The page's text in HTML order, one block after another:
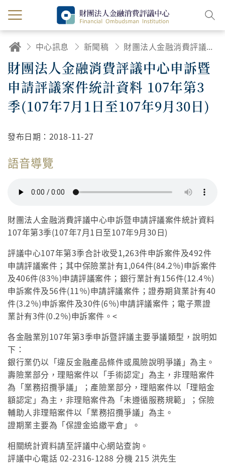
中心訊息 新聞稿 財團法人金融消費評議中心申訴暨申請評議案件統計資料 107年第3季(107年7月1日至107年9月30日)
財團法人金融消費評議中心申訴暨
申請評議案件統計資料 107年第3
季(107年7月1日至107年9月30日)
發布日期： 2018-11-27
語音導覽
財團法人金融消費評議中心申訴暨申請評議案件統計資料
107年第3季(107年7月1日至107年9月30日)
評議中心107年第3季合計收受1,263件申訴案件及492件
申請評議案件；其中保險業計有1,064件(84.2％)申訴案件
及406件(83％)申請評議案件；銀行業計有156件(12.4％)
申訴案件及56件(11％)申請評議案件；證券期貨業計有40
件(3.2％)申訴案件及30件(6％)申請評議案件；電子票證
業計有3件(0.2％)申訴案件。<
各金融業別107年第3季申訴暨評議主要爭議類型，說明如
下：
銀行業仍以「違反金融產品條件或風險說明爭議」為主。
壽險業部分，理賠案件以「手術認定」為主，非理賠案件
為「業務招攬爭議」；產險業部分，理賠案件以「理賠金
額認定」為主，非理賠案件為「未遵循服務規範」；保險
輔助人非理賠案件以「業務招攬爭議」為主。
證期業主要為「保證金追繳平倉」。
相關統計資料請至評議中心網站查詢。
評議中心電話 02-2316-1288 分機 215 洪先生